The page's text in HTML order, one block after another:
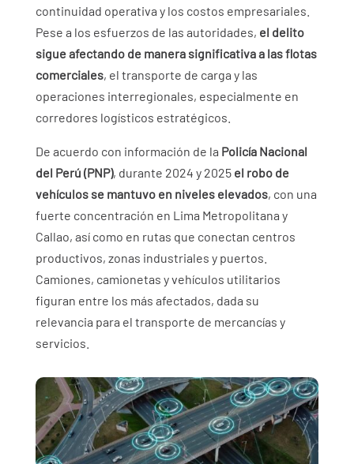
continuidad operativa y los costos empresariales.
Pese a los esfuerzos de las autoridades, el delito
sigue afectando de manera significativa a las flotas
comerciales, el transporte de carga y las
operaciones interregionales, especialmente en
corredores logísticos estratégicos.
De acuerdo con información de la Policía Nacional
del Perú (PNP), durante 2024 y 2025 el robo de
vehículos se mantuvo en niveles elevados, con una
fuerte concentración en Lima Metropolitana y
Callao, así como en rutas que conectan centros
productivos, zonas industriales y puertos.
Camiones, camionetas y vehículos utilitarios
figuran entre los más afectados, dada su
relevancia para el transporte de mercancías y
servicios.